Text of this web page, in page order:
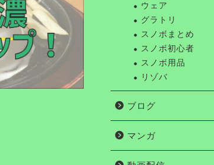
ウェア
グラトリ
スノボまとめ
スノボ初心者
スノボ用品
リゾバ
ブログ
マンガ